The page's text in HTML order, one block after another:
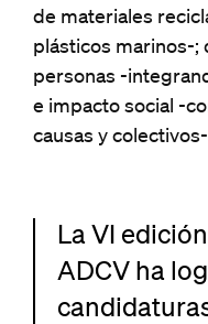
de materiales
plásticos marinos-;
personas -
e impacto social -
causas y
La VI
ADCV ha